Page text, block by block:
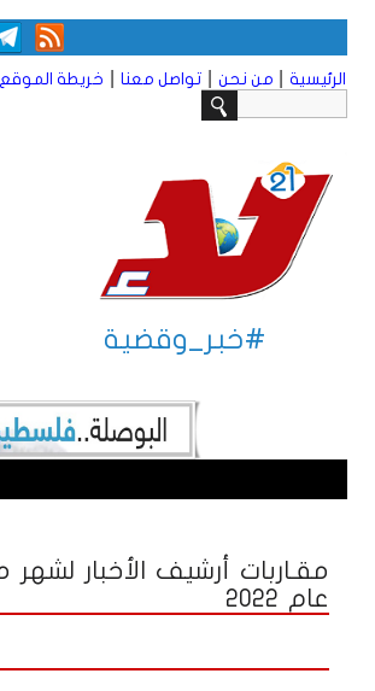
الرئيسية من نحن تواصل معنا خريطة الموقع
#خبر_وقضية
مقـاربات أرشيف الأخبار
عام 2022